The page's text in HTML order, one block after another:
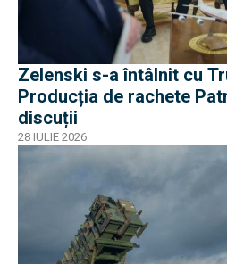
Zelenski s-a întâlnit cu
Producția de rachete
discuții
28 IULIE 2026